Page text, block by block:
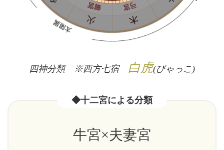
四神分類 ※西方七宿 白虎(びゃっこ)
◆十二宮による分類
牛宮×夫妻宮